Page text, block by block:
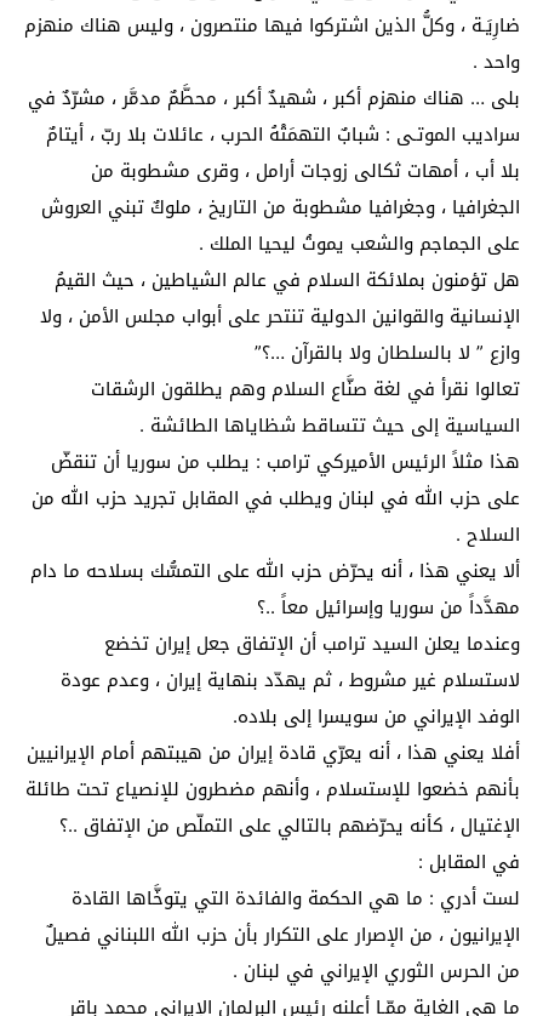
ضارِيَـة ، وكلُّ الذين اشتركوا فيها منتصرون ، وليس هناك منهزم
واحد .
بلى … هناك منهزم أكبر ، شهيدٌ أكبر ، محطَّمٌ مدمَّر ، مشرّدٌ في
سراديب الموتـى : شبابٌ التهمَتْهُ الحرب ، عائلات بلا ربّ ، أيتامٌ
بلا أب ، أمهات ثكالى زوجات أرامل ، وقرى مشطوبة من
الجغرافيا ، وجغرافيا مشطوبة من التاريخ ، ملوكٌ تبني العروش
على الجماجم والشعب يموتُ ليحيا الملك .
هل تؤمنون بملائكة السلام في عالم الشياطين ، حيث القيمُ
الإنسانية والقوانين الدولية تنتحر على أبواب مجلس الأمن ، ولا
وازع ” لا بالسلطان ولا بالقرآن …؟”
تعالوا نقرأ في لغة صنَّاع السلام وهم يطلقون الرشقات
السياسية إلى حيث تتساقط شظاياها الطائشة .
هذا مثلاً الرئيس الأميركي ترامب : يطلب من سوريا أن تنقضّ
على حزب الله في لبنان ويطلب في المقابل تجريد حزب الله من
السلاح .
ألا يعني هذا ، أنه يحرّض حزب الله على التمسُّك بسلاحه ما دام
مهدَّداً من سوريا وإسرائيل معاً ..؟
وعندما يعلن السيد ترامب أن الإتفاق جعل إيران تخضع
لاستسلام غير مشروط ، ثم يهدّد بنهاية إيران ، وعدم عودة
الوفد الإيراني من سويسرا إلى بلاده.
أفلا يعني هذا ، أنه يعرّي قادة إيران من هيبتهم أمام الإيرانيين
بأنهم خضعوا للإستسلام ، وأنهم مضطرون للإنصياع تحت طائلة
الإغتيال ، كأنه يحرّضهم بالتالي على التملّص من الإتفاق ..؟
في المقابل :
لست أدري : ما هي الحكمة والفائدة التي يتوخَّاها القادة
الإيرانيون ، من الإصرار على التكرار بأن حزب الله اللبناني فصيلٌ
من الحرس الثوري الإيراني في لبنان .
ما هي الغاية ممّـا أعلنه رئيس البرلمان الإيراني محمد باقر